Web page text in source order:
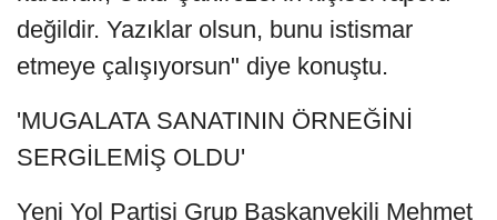
değildir. Yazıklar olsun, bunu istismar
etmeye çalışıyorsun" diye konuştu.
'MUGALATA SANATININ ÖRNEĞİNİ
SERGİLEMİŞ OLDU'
Yeni Yol Partisi Grup Başkanvekili Mehmet